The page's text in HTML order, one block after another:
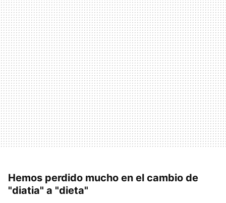
Hemos perdido mucho en el cambio de
"diatia" a "dieta"